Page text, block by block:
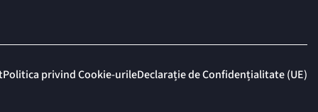
Politica privind Cookie-urileDeclarație de Confidențialitate (UE)